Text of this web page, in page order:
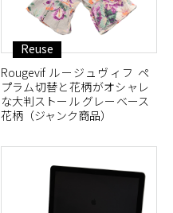
Reuse
Rougevif ルージュヴィフ ペ
プラム切替と花柄がオシャレ
な大判ストール グレーベース
花柄（ジャンク商品）